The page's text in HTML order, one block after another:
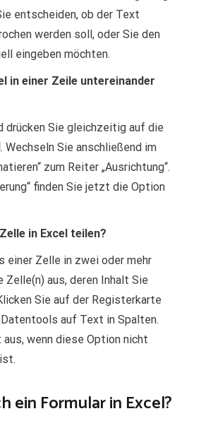
entscheiden, ob der Text
werden soll, oder Sie den
eingeben möchten.
in einer Zeile untereinander
drücken Sie gleichzeitig auf die
Wechseln Sie anschließend im
zum Reiter „Ausrichtung“.
finden Sie jetzt die Option
in Excel teilen?
einer Zelle in zwei oder mehr
Zelle(n) aus, deren Inhalt Sie
Sie auf der Registerkarte
Datentools auf Text in Spalten.
aus, wenn diese Option nicht
ein Formular in Excel?